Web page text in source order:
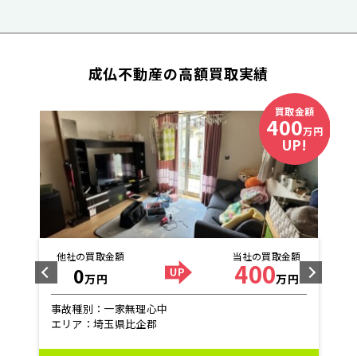
成仏不動産の高額買取実績
買取金額
400万円
UP!
他社の買取金額
0万円
当社の買取金額
400万円
事故種別：一家無理心中
エリア：埼玉県比企郡